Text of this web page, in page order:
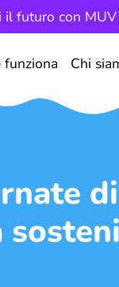
il futuro con
funziona Chi